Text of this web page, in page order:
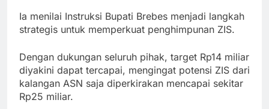
Ia menilai Instruksi Bupati Brebes menjadi langkah
strategis untuk memperkuat penghimpunan ZIS.
Dengan dukungan seluruh pihak, target Rp14 miliar
diyakini dapat tercapai, mengingat potensi ZIS dari
kalangan ASN saja diperkirakan mencapai sekitar
Rp25 miliar.